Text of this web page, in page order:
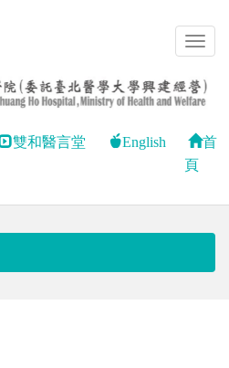
雙和醫言堂 English
首
頁